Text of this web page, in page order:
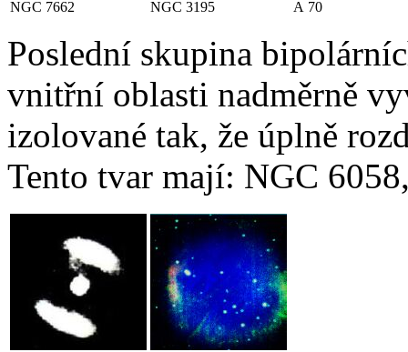
NGC 7662 NGC 3195 A 70
Poslední skupina
vnitřní oblasti nadměrně
izolované tak, že úplně
Tento tvar mají: NGC